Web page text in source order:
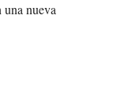
nueva